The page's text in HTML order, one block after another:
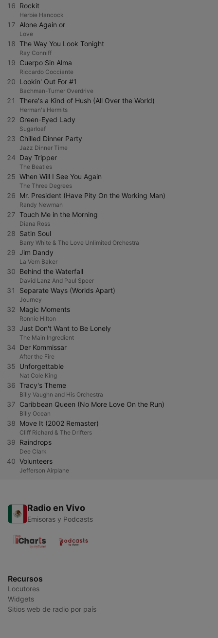
16 Rockit
Herbie Hancock
17 Alone Again or
Love
18 The Way You Look Tonight
Ray Conniff
19 Cuerpo Sin Alma
Riccardo Cocciante
20 Lookin' Out For #1
Bachman-Turner Overdrive
21 There's a Kind of Hush (All Over the World)
Herman's Hermits
22 Green-Eyed Lady
Sugarloaf
23 Chilled Dinner Party
Jazz Dinner Time
24 Day Tripper
The Beatles
25 When Will I See You Again
The Three Degrees
26 Mr. President (Have Pity On the Working Man)
Randy Newman
27 Touch Me in the Morning
Diana Ross
28 Satin Soul
Barry White & The Love Unlimited Orchestra
29 Jim Dandy
La Vern Baker
30 Behind the Waterfall
David Lanz And Paul Speer
31 Separate Ways (Worlds Apart)
Journey
32 Magic Moments
Ronnie Hilton
33 Just Don't Want to Be Lonely
The Main Ingredient
34 Der Kommissar
After the Fire
35 Unforgettable
Nat Cole King
36 Tracy's Theme
Billy Vaughn and His Orchestra
37 Caribbean Queen (No More Love On the Run)
Billy Ocean
38 Move It (2002 Remaster)
Cliff Richard & The Drifters
39 Raindrops
Dee Clark
40 Volunteers
Jefferson Airplane
Radio en Vivo
Emisoras y Podcasts
Recursos
Locutores
Widgets
Sitios web de radio por país